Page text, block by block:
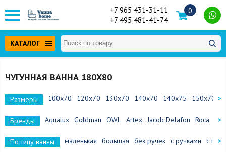
+7 965 431-31-11
+7 495 481-41-74
0
КАТАЛОГ
ЧУГУННАЯ ВАННА 180Х80
Размеры 100х70 120х70 130х70 140х70 140х75 150х70
Бренды Aqualux Goldman OWL Artex Jacob Delafon Roca
По типу ванны маленькая большая без ручек с ручками с